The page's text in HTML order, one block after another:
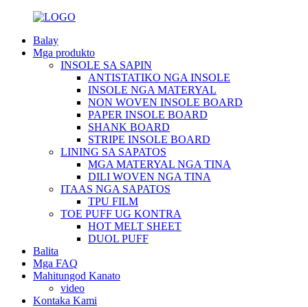
Balay
Mga produkto
INSOLE SA SAPIN
ANTISTATIKO NGA INSOLE
INSOLE NGA MATERYAL
NON WOVEN INSOLE BOARD
PAPER INSOLE BOARD
SHANK BOARD
STRIPE INSOLE BOARD
LINING SA SAPATOS
MGA MATERYAL NGA TINA
DILI WOVEN NGA TINA
ITAAS NGA SAPATOS
TPU FILM
TOE PUFF UG KONTRA
HOT MELT SHEET
DUOL PUFF
Balita
Mga FAQ
Mahitungod Kanato
video
Kontaka Kami